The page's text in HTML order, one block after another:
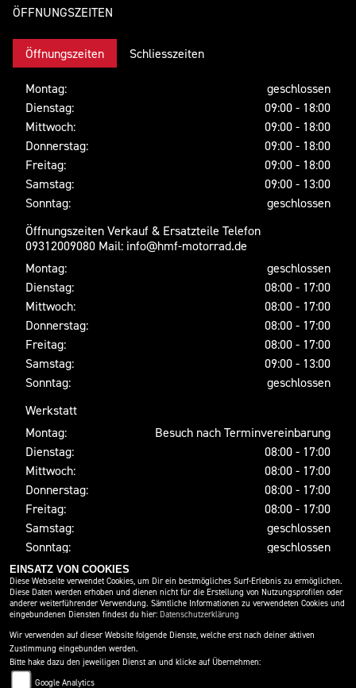
ÖFFNUNGSZEITEN
Öffnungszeiten Schliesszeiten
Montag:
geschlossen
Dienstag:
09:00 - 18:00
Mittwoch:
09:00 - 18:00
Donnerstag:
09:00 - 18:00
Freitag:
09:00 - 18:00
Samstag:
09:00 - 13:00
Sonntag:
geschlossen
Öffnungszeiten Verkauf & Ersatzteile Telefon
09312009080 Mail: info@hmf-motorrad.de
Montag:
geschlossen
Dienstag:
08:00 - 17:00
Mittwoch:
08:00 - 17:00
Donnerstag:
08:00 - 17:00
Freitag:
08:00 - 17:00
Samstag:
09:00 - 13:00
Sonntag:
geschlossen
Werkstatt
Montag:
Besuch nach Terminvereinbarung
Dienstag:
08:00 - 17:00
Mittwoch:
08:00 - 17:00
Donnerstag:
08:00 - 17:00
Freitag:
08:00 - 17:00
Samstag:
geschlossen
Sonntag:
geschlossen
SOCIAL MEDIA
EINSATZ VON COOKIES
Diese Webseite verwendet Cookies, um Dir ein bestmögliches Surf-Erlebnis zu ermöglichen.
Diese Daten werden erhoben und dienen nicht für die Erstellung von Nutzungsprofilen oder
anderer weiterführender Verwendung. Sämtliche Informationen zu verwendeten Cookies und
eingebundenen Diensten findest du hier: Datenschutzerklärung
Wir verwenden auf dieser Website folgende Dienste, welche erst nach deiner aktiven
Zustimmung eingebunden werden.
Bitte hake dazu den jeweiligen Dienst an und klicke auf Übernehmen:
Google Analytics